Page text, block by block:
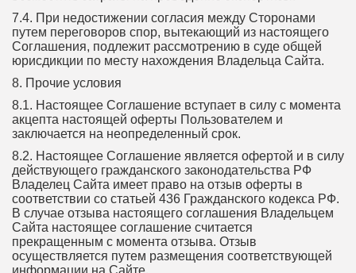
7.4. При недостижении согласия между Сторонами
путем переговоров спор, вытекающий из настоящего
Соглашения, подлежит рассмотрению в суде общей
юрисдикции по месту нахождения Владельца Сайта.
8. Прочие условия
8.1. Настоящее Соглашение вступает в силу с момента
акцепта настоящей оферты Пользователем и
заключается на неопределенный срок.
8.2. Настоящее Соглашение является офертой и в силу
действующего гражданского законодательства РФ
Владелец Сайта имеет право на отзыв оферты в
соответствии со статьей 436 Гражданского кодекса РФ.
В случае отзыва настоящего соглашения Владельцем
Сайта настоящее соглашение считается
прекращенным с момента отзыва. Отзыв
осуществляется путем размещения соответствующей
информации на Сайте.